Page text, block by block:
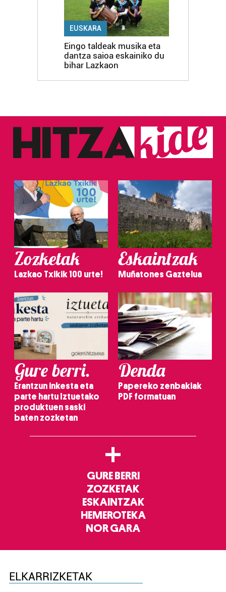
EUSKARA
Eingo taldeak musika eta
dantza saioa eskainiko du
bihar Lazkaon
Zozketak
Lazkao Txikik 100 urte!
Eskaintzak
Muñatones Gaztelua
Gure berri.
Erantzun inkesta eta
parte hartu Iztuetako
produktuen saski
baten zozketan
Denda
Papereko zenbakiak
PDF formatuan
+
GURE BERRI
ZOZKETAK
ESKAINTZAK
HEMEROTEKA
NOR GARA
ELKARRIZKETAK